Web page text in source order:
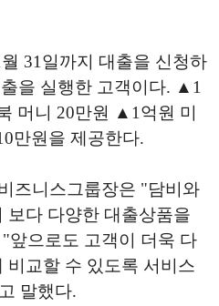
31일까지 대출을 신청하
을 실행한 고객이다. ▲1
머니 20만원 ▲1억원 미
만원을 제공한다.
즈니스그룹장은 "담비와
보다 다양한 대출상품을
앞으로도 고객이 더욱 다
비교할 수 있도록 서비스
말했다.